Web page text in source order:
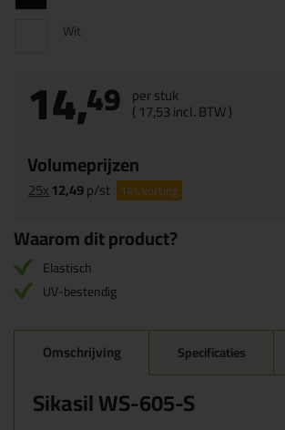
Wit
14,49 per stuk
( 17,53incl. BTW )
Volumeprijzen
25x12,49p/st 14%korting
Waarom dit product?
Elastisch
UV-bestendig
Omschrijving Specificaties
Sikasil WS-605-S